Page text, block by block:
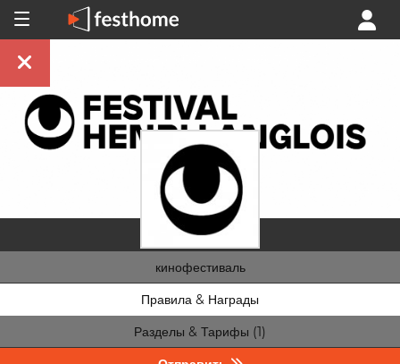
кинофестиваль
Правила & Награды
Разделы & Тарифы (1)